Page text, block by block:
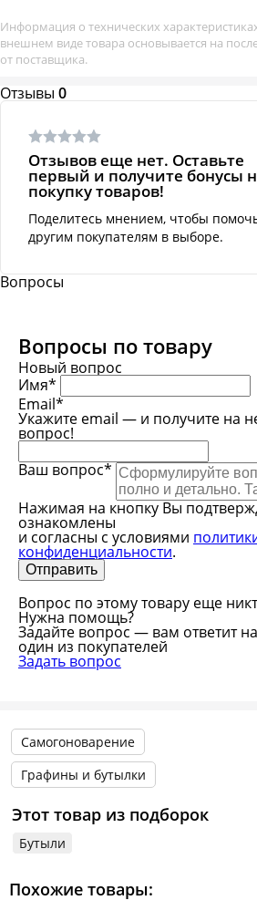
Информация о технических
внешнем виде товара основывается на
от поставщика.
Отзывы 0
Отзывов еще нет. Оставьте
первый и получите бонусы
покупку товаров!
Поделитесь мнением, чтобы
другим покупателям в выборе.
Вопросы
Вопросы по товару
Новый вопрос
Имя*
Email*
Укажите email — и получите на
вопрос!
Ваш вопрос*
Нажимая на кнопку Вы
ознакомлены
и согласны с условиями
конфиденциальности.
Вопрос по этому товару еще
Нужна помощь?
Задайте вопрос — вам ответит
один из покупателей
Задать вопрос
Самогоноварение
Графины и бутылки
Этот товар из подборок
Бутыли
Похожие товары: